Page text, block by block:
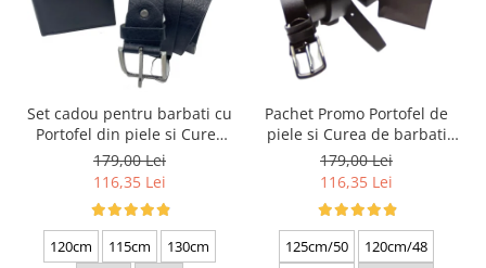
Set cadou pentru barbati cu
Portofel din piele si Curea
de barbati, negru 2210-4
179,00 Lei
116,35 Lei
120cm 115cm
130cm
Pachet Promo Portofel de
piele si Curea de barbati
neagra C130N-1881.4
179,00 Lei
116,35 Lei
125cm/50
120cm/48